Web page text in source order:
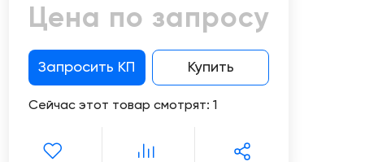
Отзывы
медицинского
Консалтинг
Цена по запросу
Запросить КП Купить
Сейчас этот товар смотрят: 1